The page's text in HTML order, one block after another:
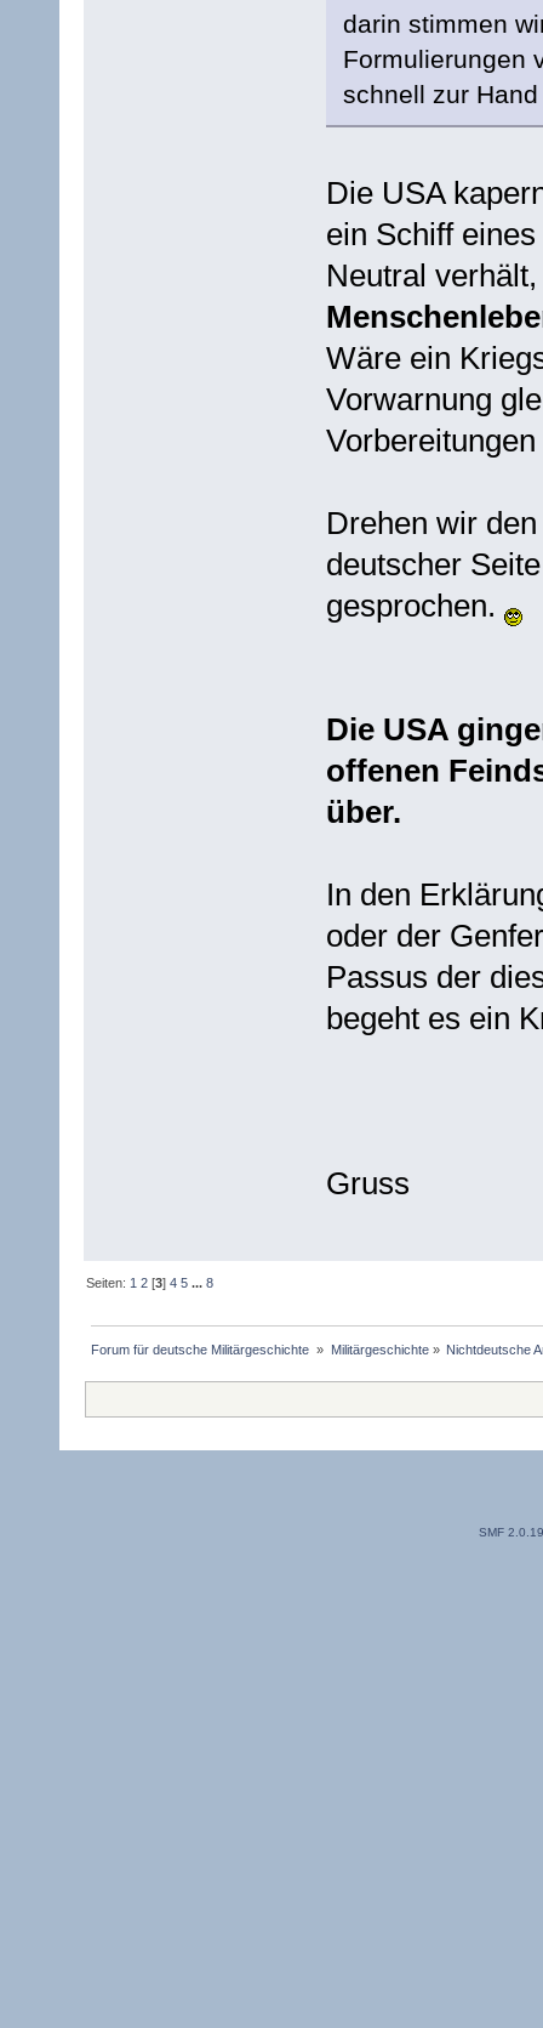
darin stimmen
Formulierungen
schnell zur Hand
Die USA
ein Schiff
Neutral
Wäre ein
Vorwarnung
Drehen wir
deutscher
gesprochen.
Die USA
offenen
über.
In den
oder der
Passus der
begeht es ein
Gruss
Seiten: 1 2 [3]4 5 ...8
Forum für deutsche Militärgeschichte » Militärgeschichte» Nichtdeutsche
SMF 2.0.19